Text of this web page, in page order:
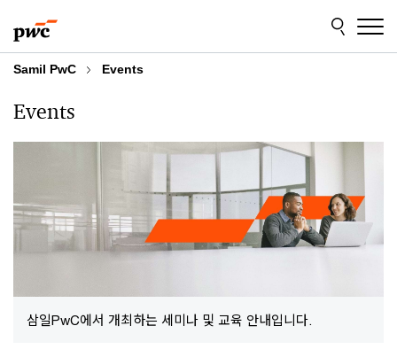
to
content
to
footer
Samil PwC Events
Events
삼일PwC에서 개최하는 세미나 및 교육 안내입니다.